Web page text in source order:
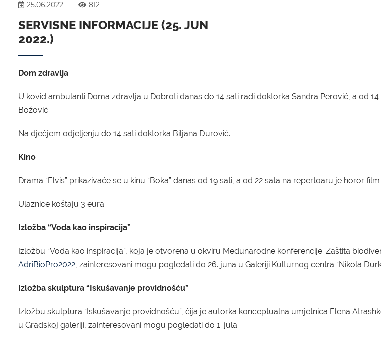
25.06.2022 812
SERVISNE INFORMACIJE (25. JUN
2022.)
Dom zdravlja
U kovid ambulanti Doma zdravlja u Dobroti danas do 14 sati radi doktorka Sandra Perović, a od
Božović.
Na dječjem odjeljenju do 14 sati doktorka Biljana Đurović.
Kino
Drama “Elvis” prikazivaće se u kinu “Boka” danas od 19 sati, a od 22 sata na repertoaru je horor film
Ulaznice koštaju 3 eura.
Izložba “Voda kao inspiracija”
Izložbu “Voda kao inspiracija”, koja je otvorena u okviru Međunarodne konferencije: Zaštita
AdriBioPro2022, zainteresovani mogu pogledati do 26. juna u Galeriji Kulturnog centra “Nikola
Izložba skulptura “Iskušavanje providnošću”
Izložbu skulptura “Iskušavanje providnošću”, čija je autorka konceptualna umjetnica Elena
u Gradskoj galeriji, zainteresovani mogu pogledati do 1. jula.